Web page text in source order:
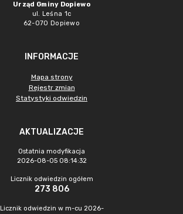
Urząd Gminy Dopiewo
ul. Leśna 1c
62-070 Dopiewo
INFORMACJE
Mapa strony
Rejestr zmian
Statystyki odwiedzin
AKTUALIZACJE
Ostatnia modyfikacja
2026-08-05 08:14:32
Licznik odwiedzin ogółem
273 806
Licznik odwiedzin w m-cu 2026-